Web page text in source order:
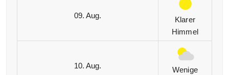
09. Aug.
Klarer
Himmel
10. Aug.
Wenige